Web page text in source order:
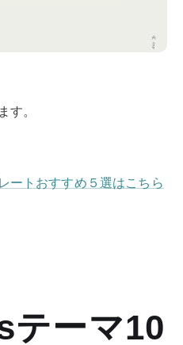
。
ートおすすめ５選はこちら
テーマ10